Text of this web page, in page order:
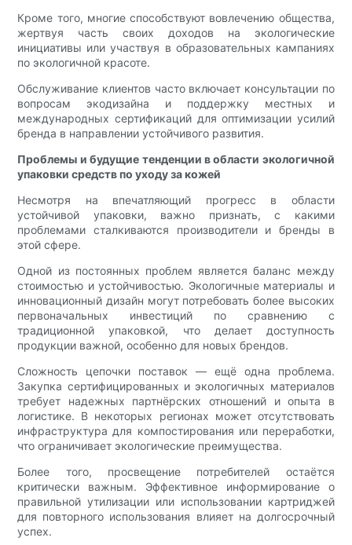
Кроме того, многие способствуют вовлечению общества,
жертвуя часть своих доходов на экологические
инициативы или участвуя в образовательных кампаниях
по экологичной красоте.
Обслуживание клиентов часто включает консультации по
вопросам экодизайна и поддержку местных и
международных сертификаций для оптимизации усилий
бренда в направлении устойчивого развития.
Проблемы и будущие тенденции в области экологичной
упаковки средств по уходу за кожей
Несмотря на впечатляющий прогресс в области
устойчивой упаковки, важно признать, с какими
проблемами сталкиваются производители и бренды в
этой сфере.
Одной из постоянных проблем является баланс между
стоимостью и устойчивостью. Экологичные материалы и
инновационный дизайн могут потребовать более высоких
первоначальных инвестиций по сравнению с
традиционной упаковкой, что делает доступность
продукции важной, особенно для новых брендов.
Сложность цепочки поставок — ещё одна проблема.
Закупка сертифицированных и экологичных материалов
требует надежных партнёрских отношений и опыта в
логистике. В некоторых регионах может отсутствовать
инфраструктура для компостирования или переработки,
что ограничивает экологические преимущества.
Более того, просвещение потребителей остаётся
критически важным. Эффективное информирование о
правильной утилизации или использовании картриджей
для повторного использования влияет на долгосрочный
успех.